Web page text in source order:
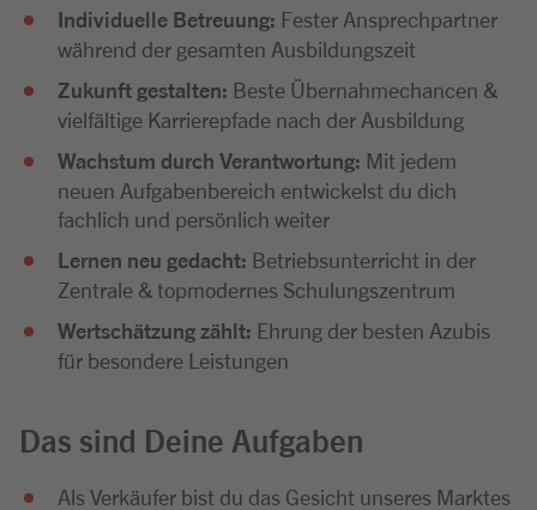
Individuelle Betreuung: Fester Ansprechpartner
während der gesamten Ausbildungszeit
Zukunft gestalten: Beste Übernahmechancen &
vielfältige Karrierepfade nach der Ausbildung
Wachstum durch Verantwortung: Mit jedem
neuen Aufgabenbereich entwickelst du dich
fachlich und persönlich weiter
Lernen neu gedacht: Betriebsunterricht in der
Zentrale & topmodernes Schulungszentrum
Wertschätzung zählt: Ehrung der besten Azubis
für besondere Leistungen
Das sind Deine Aufgaben
Als Verkäufer bist du das Gesicht unseres Marktes